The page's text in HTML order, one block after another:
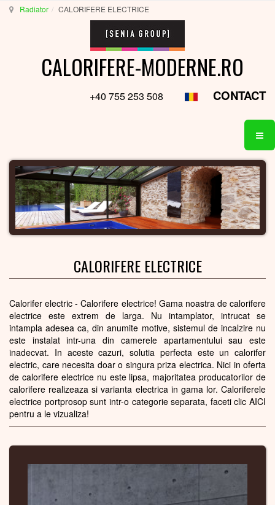
Radiator CALORIFERE ELECTRICE
CALORIFERE-MODERNE.RO
+40 755 253 508 CONTACT
CALORIFERE ELECTRICE
Calorifer electric - Calorifere electrice! Gama noastra de calorifere
electrice este extrem de larga. Nu intamplator, intrucat se
intampla adesea ca, din anumite motive, sistemul de incalzire nu
este instalat intr-una din camerele apartamentului sau este
inadecvat. In aceste cazuri, solutia perfecta este un calorifer
electric, care necesita doar o singura priza electrica. Nici in oferta
de calorifere electrice nu este lipsa, majoritatea producatorilor de
calorifere realizeaza si varianta electrica in gama lor. Caloriferele
electrice portprosop sunt intr-o categorie separata, faceti clic AICI
pentru a le vizualiza!